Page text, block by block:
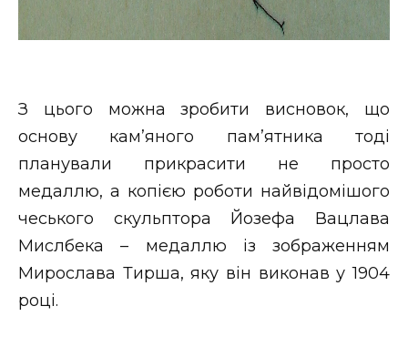
З цього можна зробити висновок, що
основу кам’яного пам’ятника тоді
планували прикрасити не просто
медаллю, а копією роботи найвідомішого
чеського скульптора Йозефа Вацлава
Мислбека – медаллю із зображенням
Мирослава Тирша, яку він виконав у 1904
році.